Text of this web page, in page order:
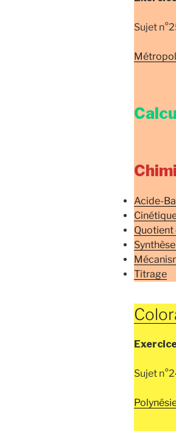
Sujet
Acide-
Quotient
Titrage
Sujet